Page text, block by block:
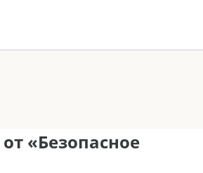
«Безопасное